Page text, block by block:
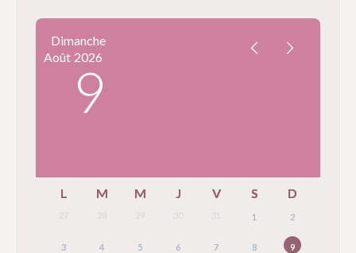
Dimanche
Août 2026
9
L M M J V S D
1 2
3 4 5 6 7 8 9